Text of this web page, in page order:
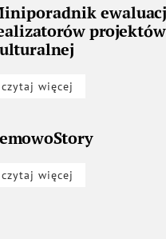
czytaj więcej
czytaj więcej